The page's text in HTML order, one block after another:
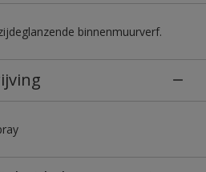
binnenmuurverf.